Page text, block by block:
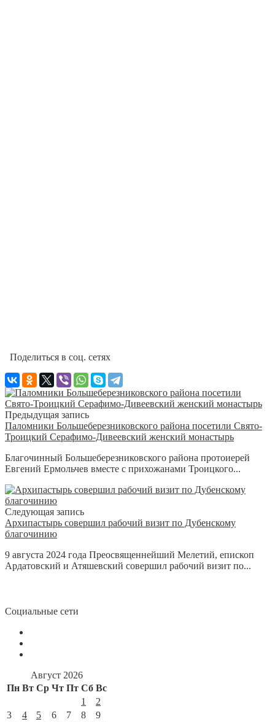
Поделиться в соц. сетях
Предыдущая запись
Паломники Большеберезниковского района посетили Свято-
Троицкий Серафимо-Дивеевский женский монастырь
Благочинный Большеберезниковского района протоиерей
Евгений Ермольчев вместе с прихожанами Троицкого...
Следующая запись
Архипастырь совершил рабочий визит по Дубенскому
благочинию
9 августа 2024 года Преосвященнейший Мелетий, епископ
Ардатовский и Атяшевский совершил рабочий визит по...
Социальные сети
Август 2026
Пн Вт Ср Чт Пт Сб Вс
1
2
3
4 5 6 7 8
9